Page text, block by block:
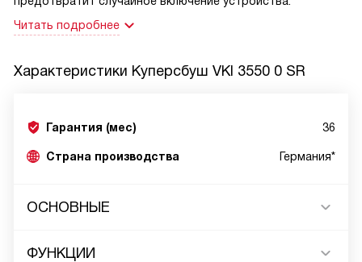
Читать подробнее
Характеристики Куперсбуш VKI 3550 0 SR
Гарантия (мес) 36
Страна производства Германия*
ОСНОВНЫЕ
ФУНКЦИИ